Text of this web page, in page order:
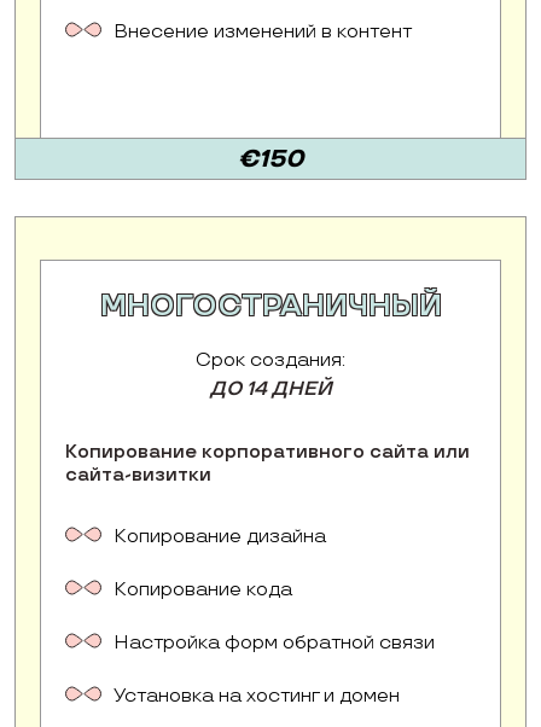
Внесение изменений в контент
€150
МНОГОСТРАНИЧНЫЙ
Срок создания:
ДО 14 ДНЕЙ
Копирование корпоративного сайта или
сайта-визитки
Копирование дизайна
Копирование кода
Настройка форм обратной связи
Установка на хостинг и домен